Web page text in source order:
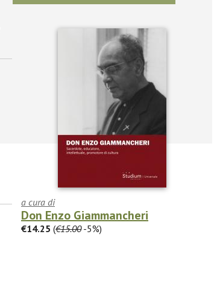
a cura di
Don Enzo Giammancheri
€14.25 (€15.00-5%)